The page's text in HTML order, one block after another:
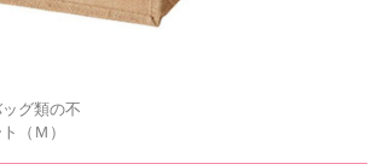
グ類の不
（Ｍ）